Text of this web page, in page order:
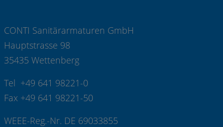
CONTI Sanitärarmaturen GmbH
Hauptstrasse 98
35435 Wettenberg
Tel +49 641 98221-0
Fax +49 641 98221-50
WEEE-Reg.-Nr. DE 69033855